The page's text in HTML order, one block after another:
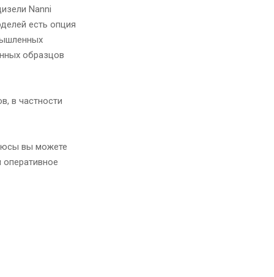
Nanni
есть опция
образцов
в частности
вы можете